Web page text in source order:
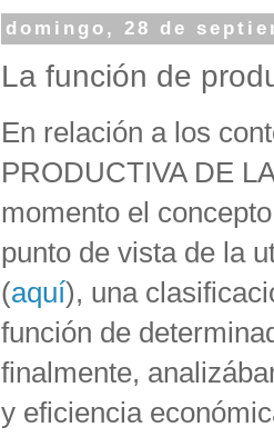
domingo, 28 de
La función de
En relación a los
PRODUCTIVA DE
momento el
punto de vista de la
(aquí), una
función de
finalmente,
y eficiencia